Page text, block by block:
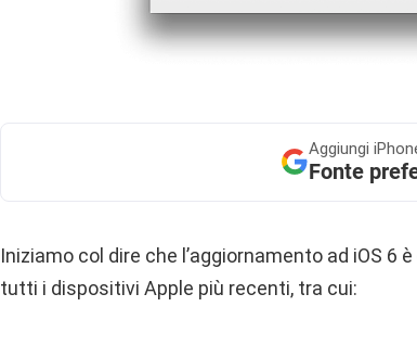
Aggiungi
Fonte
Iniziamo col dire che l’aggiornamento ad iOS 6 è
tutti i dispositivi Apple più recenti, tra cui: